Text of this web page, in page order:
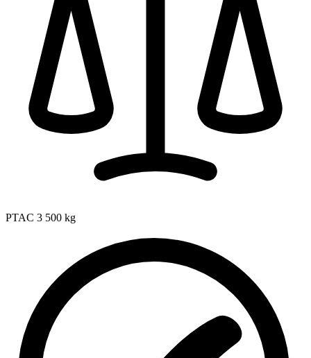
PTAC 3 500 kg